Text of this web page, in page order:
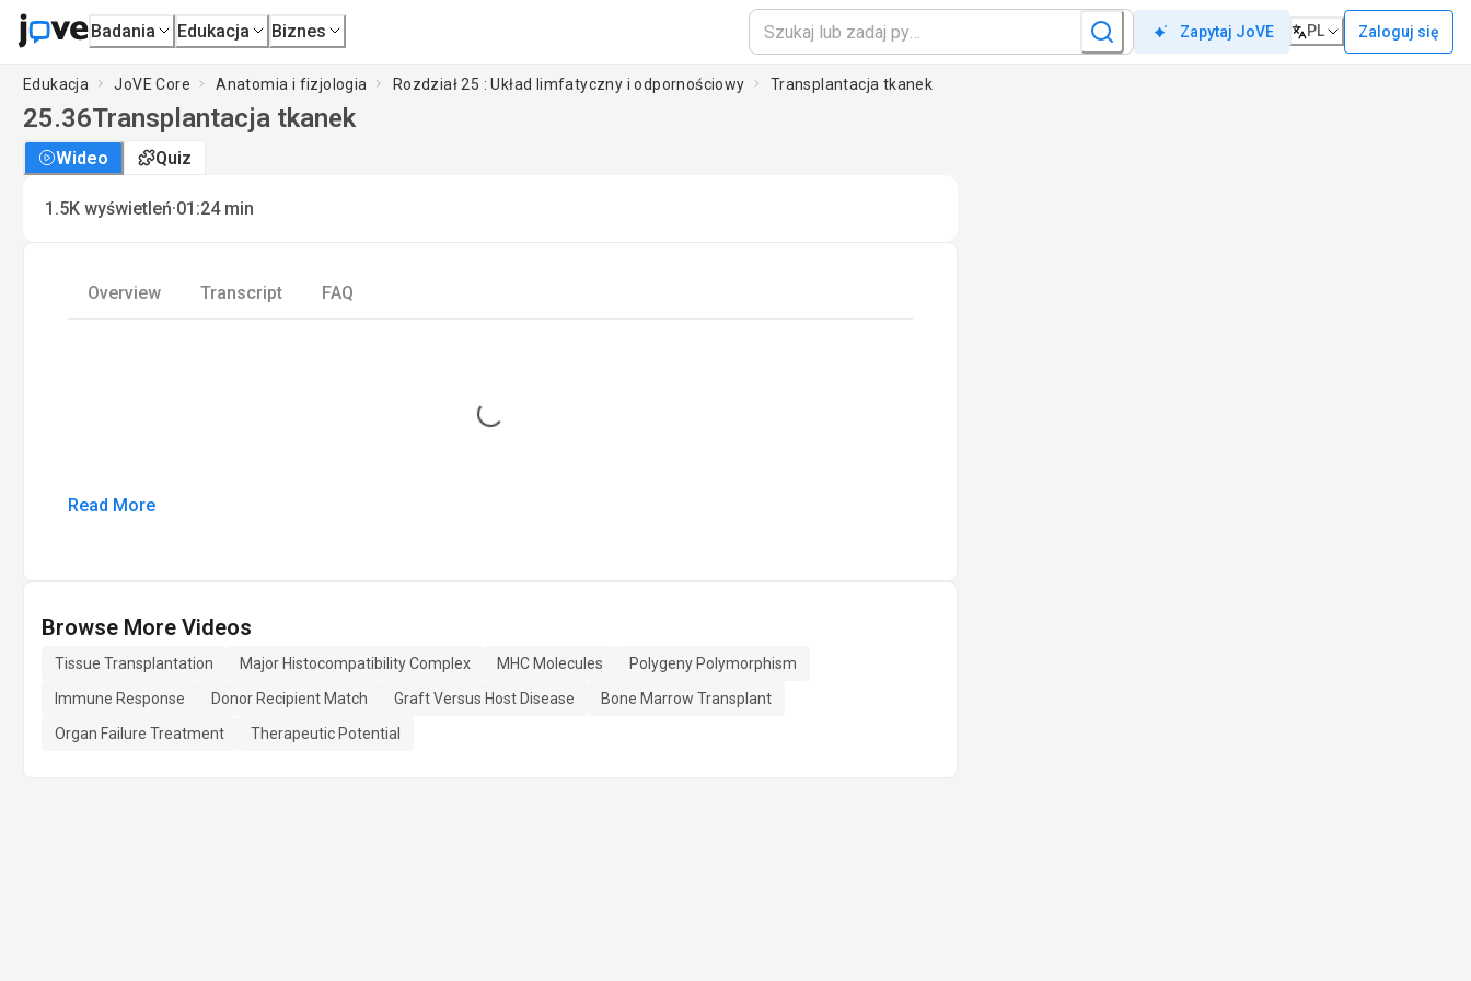
Badania Edukacja Biznes Zapytaj JoVE PL Zaloguj się
Edukacja JoVE Core Anatomia i fizjologia Rozdział 25 : Układ limfatyczny i odpornościowy Transplantacja tkanek
25.36Transplantacja tkanek
Wideo Quiz
1.5K wyświetleń·01:24 min
Overview Transcript FAQ
Loading...
Read More
Browse More Videos
Tissue Transplantation Major Histocompatibility Complex MHC Molecules
Polygeny Polymorphism
Immune Response
Donor Recipient Match Graft Versus Host Disease
Bone Marrow Transplant
Organ Failure Treatment
Therapeutic Potential